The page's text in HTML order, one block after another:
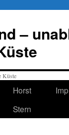
–
Horst
Stern